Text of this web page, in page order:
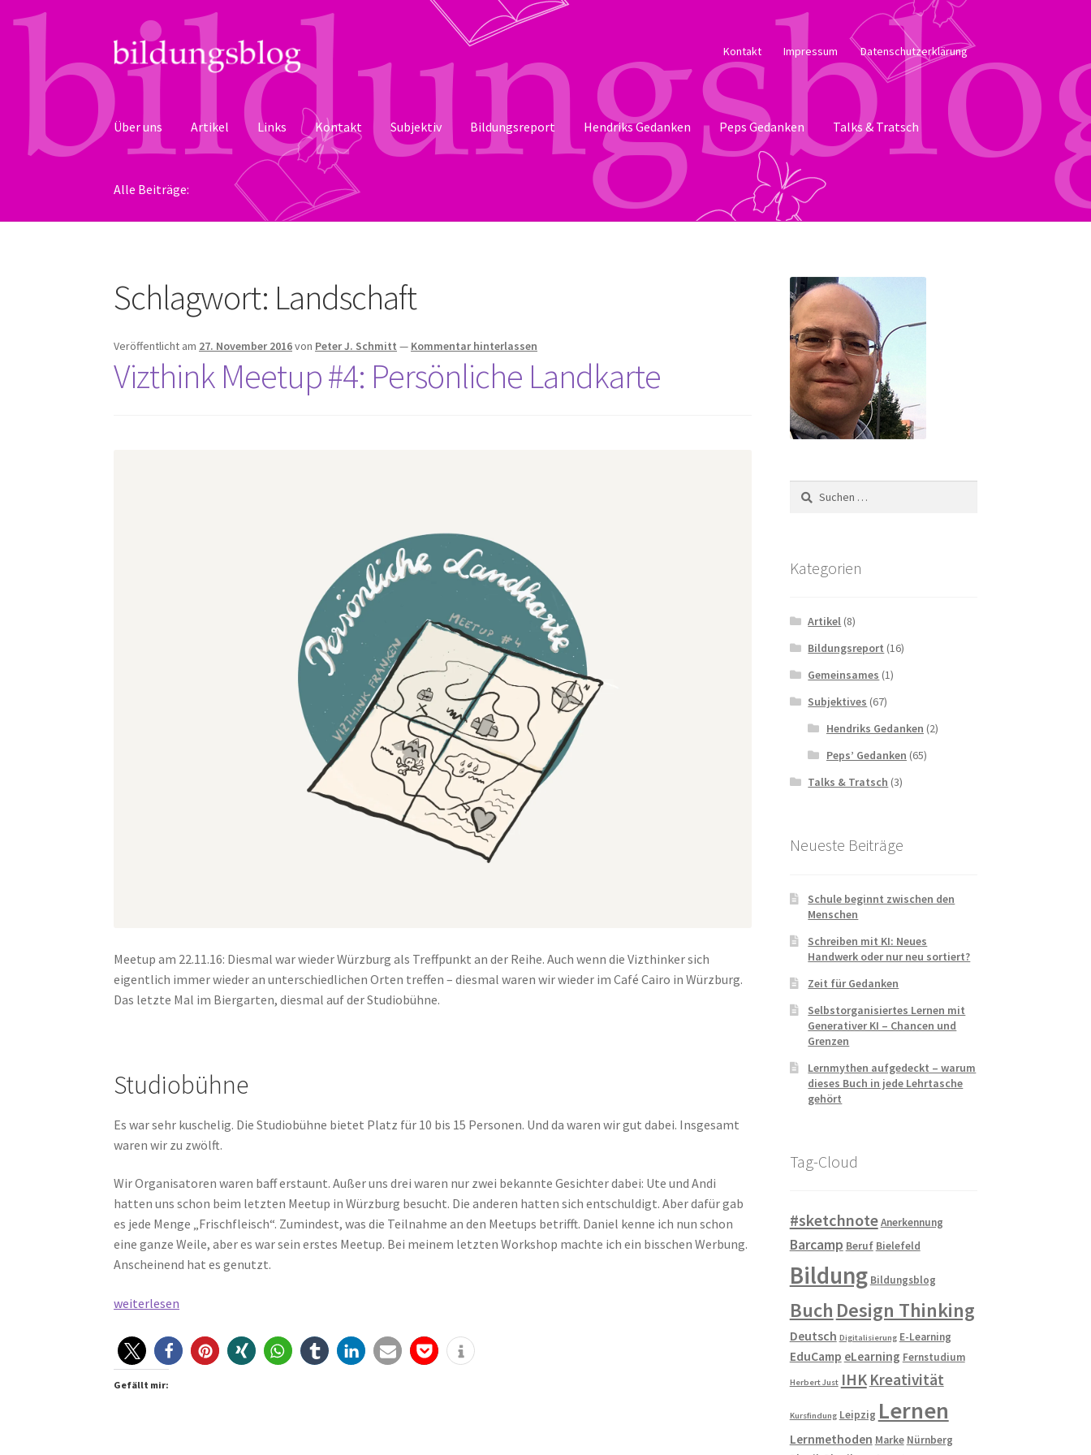
Zur
Navigation
springen
Zum
Inhalt
springen
Kontakt Impressum Datenschutzerklärung
Über uns Artikel Links Kontakt Subjektiv Bildungsreport Hendriks Gedanken Peps Gedanken Talks & Tratsch
Alle Beiträge:
Schlagwort: Landschaft
Veröffentlicht am 27. November 2016von Peter J. Schmitt — Kommentar hinterlassen
Vizthink Meetup #4: Persönliche Landkarte
Meetup am 22.11.16: Diesmal war wieder Würzburg als Treffpunkt an der Reihe. Auch wenn die Vizthinker sich
eigentlich immer wieder an unterschiedlichen Orten treffen – diesmal waren wir wieder im Café Cairo in Würzburg.
Das letzte Mal im Biergarten, diesmal auf der Studiobühne.
Studiobühne
Es war sehr kuschelig. Die Studiobühne bietet Platz für 10 bis 15 Personen. Und da waren wir gut dabei. Insgesamt
waren wir zu zwölft.
Wir Organisatoren waren baff erstaunt. Außer uns drei waren nur zwei bekannte Gesichter dabei: Ute und Andi
hatten uns schon beim letzten Meetup in Würzburg besucht. Die anderen hatten sich entschuldigt. Aber dafür gab
es jede Menge „Frischfleisch“. Zumindest, was die Teilnahme an den Meetups betrifft. Daniel kenne ich nun schon
eine ganze Weile, aber es war sein erstes Meetup. Bei meinem letzten Workshop machte ich ein bisschen Werbung.
Anscheinend hat es genutzt.
Vizthink
#4:
Persönliche
Landkarte
weiterlesen
Gefällt mir:
Suchen
nach:
Kategorien
Artikel (8)
Bildungsreport (16)
Gemeinsames (1)
Subjektives (67)
Hendriks Gedanken (2)
Peps’ Gedanken (65)
Talks & Tratsch (3)
Neueste Beiträge
Schule beginnt zwischen den
Menschen
Schreiben mit KI: Neues
Handwerk oder nur neu sortiert?
Zeit für Gedanken
Selbstorganisiertes Lernen mit
Generativer KI – Chancen und
Grenzen
Lernmythen aufgedeckt – warum
dieses Buch in jede Lehrtasche
gehört
Tag-Cloud
#sketchnoteAnerkennung
Barcamp Beruf Bielefeld
Bildung Bildungsblog
Buch Design Thinking
Deutsch Digitalisierung E-Learning
EduCamp eLearning Fernstudium
Herbert Just IHK Kreativität
Kursfindung Leipzig Lernen
Lernmethoden Marke Nürnberg